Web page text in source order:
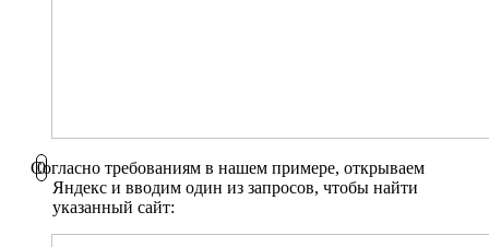
Согласно требованиям в нашем примере, открываем
Яндекс и вводим один из запросов, чтобы найти
указанный сайт: